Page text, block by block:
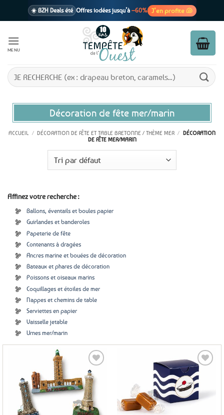
☀️ BZH Deals été Offres iodées jusqu’à –60% J’en profite 🐚
1 cadeau offertdès 39€ d’achats
En point relais dès 3,95€ seulement
MENU
Recherche
pour :
Décoration de fête mer/marin
ACCUEIL / DÉCORATION DE FÊTE ET TABLE BRETONNE / THÈME MER / DÉCORATION
DE FÊTE MER/MARIN
Affinez votre recherche :
Ballons, éventails et boules papier
Guirlandes et banderoles
Papeterie de fête
Contenants à dragées
Ancres marine et bouées de décoration
Bateaux et phares de décoration
Poissons et oiseaux marins
Coquillages et étoiles de mer
Nappes et chemins de table
Serviettes en papier
Vaisselle jetable
Urnes mer/marin
Ajouter
aux
favoris
Ajouter
favoris